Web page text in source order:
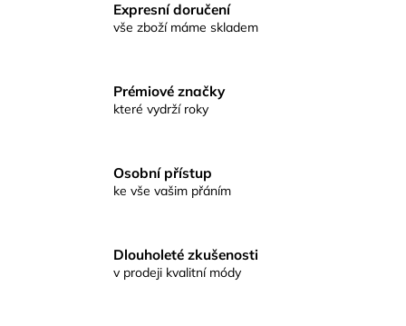
Expresní doručení
vše zboží máme skladem
Prémiové značky
které vydrží roky
Osobní přístup
ke vše vašim přáním
Dlouholeté zkušenosti
v prodeji kvalitní módy